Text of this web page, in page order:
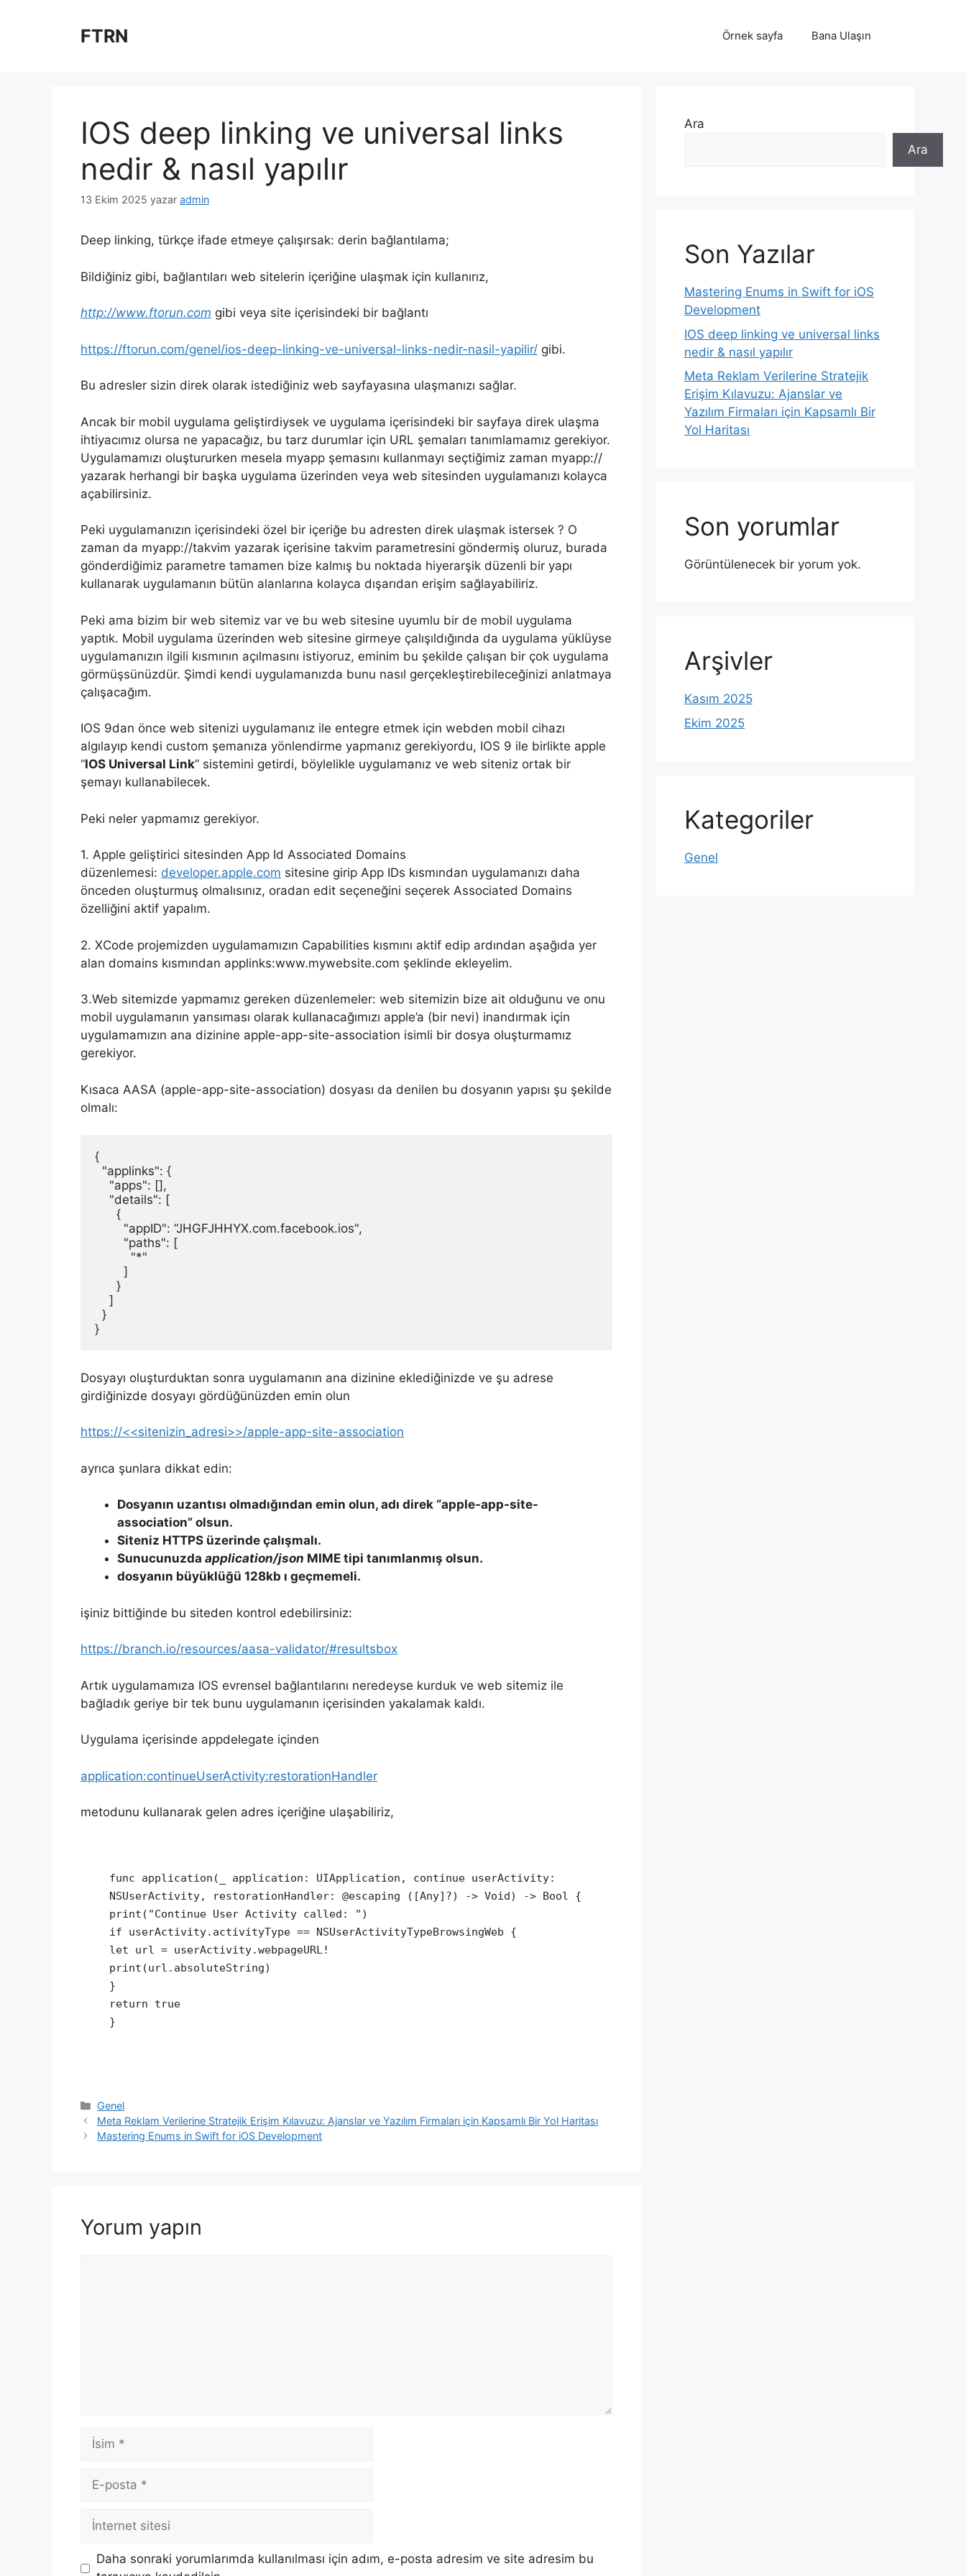
FTRN Örnek sayfa Bana Ulaşın
IOS deep linking ve universal links
nedir & nasıl yapılır
13 Ekim 2025 yazar admin
Deep linking, türkçe ifade etmeye çalışırsak: derin bağlantılama;
Bildiğiniz gibi, bağlantıları web sitelerin içeriğine ulaşmak için kullanırız,
http://www.ftorun.com gibi veya site içerisindeki bir bağlantı
https://ftorun.com/genel/ios-deep-linking-ve-universal-links-nedir-nasil-yapilir/ gibi.
Bu adresler sizin direk olarak istediğiniz web sayfayasına ulaşmanızı sağlar.
Ancak bir mobil uygulama geliştirdiysek ve uygulama içerisindeki bir sayfaya direk ulaşma
ihtiyacımız olursa ne yapacağız, bu tarz durumlar için URL şemaları tanımlamamız gerekiyor.
Uygulamamızı oluştururken mesela myapp şemasını kullanmayı seçtiğimiz zaman myapp://
yazarak herhangi bir başka uygulama üzerinden veya web sitesinden uygulamanızı kolayca
açabilirsiniz.
Peki uygulamanızın içerisindeki özel bir içeriğe bu adresten direk ulaşmak istersek ? O
zaman da myapp://takvim yazarak içerisine takvim parametresini göndermiş oluruz, burada
gönderdiğimiz parametre tamamen bize kalmış bu noktada hiyerarşik düzenli bir yapı
kullanarak uygulamanın bütün alanlarına kolayca dışarıdan erişim sağlayabiliriz.
Peki ama bizim bir web sitemiz var ve bu web sitesine uyumlu bir de mobil uygulama
yaptık. Mobil uygulama üzerinden web sitesine girmeye çalışıldığında da uygulama yüklüyse
uygulamanızın ilgili kısmının açılmasını istiyoruz, eminim bu şekilde çalışan bir çok uygulama
görmüşsünüzdür. Şimdi kendi uygulamanızda bunu nasıl gerçekleştirebileceğinizi anlatmaya
çalışacağım.
IOS 9dan önce web sitenizi uygulamanız ile entegre etmek için webden mobil cihazı
algılayıp kendi custom şemanıza yönlendirme yapmanız gerekiyordu, IOS 9 ile birlikte apple
“IOS Universal Link” sistemini getirdi, böylelikle uygulamanız ve web siteniz ortak bir
şemayı kullanabilecek.
Peki neler yapmamız gerekiyor.
1. Apple geliştirici sitesinden App Id Associated Domains
düzenlemesi: developer.apple.com sitesine girip App IDs kısmından uygulamanızı daha
önceden oluşturmuş olmalısınız, oradan edit seçeneğini seçerek Associated Domains
özelliğini aktif yapalım.
2. XCode projemizden uygulamamızın Capabilities kısmını aktif edip ardından aşağıda yer
alan domains kısmından applinks:www.mywebsite.com şeklinde ekleyelim.
3.Web sitemizde yapmamız gereken düzenlemeler: web sitemizin bize ait olduğunu ve onu
mobil uygulamanın yansıması olarak kullanacağımızı apple’a (bir nevi) inandırmak için
uygulamamızın ana dizinine apple-app-site-association isimli bir dosya oluşturmamız
gerekiyor.
Kısaca AASA (apple-app-site-association) dosyası da denilen bu dosyanın yapısı şu şekilde
olmalı:
{
  "applinks": {
    "apps": [],
    "details": [
      {
        "appID": “JHGFJHHYX.com.facebook.ios",
        "paths": [
          "*"
        ]
      }
    ]
  }
}
Dosyayı oluşturduktan sonra uygulamanın ana dizinine eklediğinizde ve şu adrese
girdiğinizde dosyayı gördüğünüzden emin olun
https://<<sitenizin_adresi>>/apple-app-site-association
ayrıca şunlara dikkat edin:
Dosyanın uzantısı olmadığından emin olun, adı direk “apple-app-site-
association” olsun.
Siteniz HTTPS üzerinde çalışmalı.
Sunucunuzda application/json MIME tipi tanımlanmış olsun.
dosyanın büyüklüğü 128kb ı geçmemeli.
işiniz bittiğinde bu siteden kontrol edebilirsiniz:
https://branch.io/resources/aasa-validator/#resultsbox
Artık uygulamamıza IOS evrensel bağlantılarını neredeyse kurduk ve web sitemiz ile
bağladık geriye bir tek bunu uygulamanın içerisinden yakalamak kaldı.
Uygulama içerisinde appdelegate içinden
application:continueUserActivity:restorationHandler
metodunu kullanarak gelen adres içeriğine ulaşabiliriz,
func application(_ application: UIApplication, continue userActivity:
NSUserActivity, restorationHandler: @escaping ([Any]?) -> Void) -> Bool {
print("Continue User Activity called: ")
if userActivity.activityType == NSUserActivityTypeBrowsingWeb {
let url = userActivity.webpageURL!
print(url.absoluteString)
}
return true
}
Kategoriler
Genel
Meta Reklam Verilerine Stratejik Erişim Kılavuzu: Ajanslar ve Yazılım Firmaları için Kapsamlı Bir Yol Haritası
Mastering Enums in Swift for iOS Development
Yorum yapın
İsim
posta
İnternet
Daha sonraki yorumlarımda kullanılması için adım, e-posta adresim ve site adresim bu
Ara
Ara
Son Yazılar
Mastering Enums in Swift for iOS
Development
IOS deep linking ve universal links
nedir & nasıl yapılır
Meta Reklam Verilerine Stratejik
Erişim Kılavuzu: Ajanslar ve
Yazılım Firmaları için Kapsamlı Bir
Yol Haritası
Son yorumlar
Görüntülenecek bir yorum yok.
Arşivler
Kasım 2025
Ekim 2025
Kategoriler
Genel